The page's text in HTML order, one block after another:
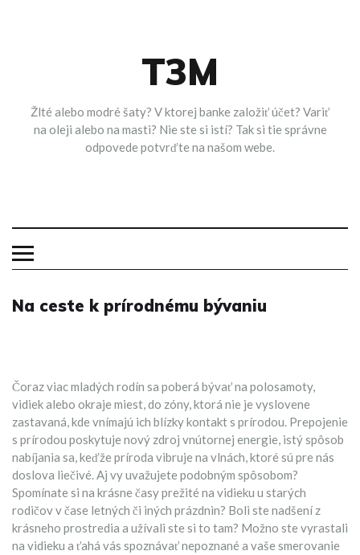
T3M
Žlté alebo modré šaty? V ktorej banke založiť účet? Variť
na oleji alebo na masti? Nie ste si istí? Tak si tie správne
odpovede potvrďte na našom webe.
Na ceste k prírodnému bývaniu
Čoraz viac mladých rodín sa poberá bývať na polosamoty,
vidiek alebo okraje miest, do zóny, ktorá nie je vyslovene
zastavaná, kde vnímajú ich blízky kontakt s prírodou. Prepojenie
s prírodou poskytuje nový zdroj vnútornej energie, istý spôsob
nabíjania sa, keďže príroda vibruje na vlnách, ktoré sú pre nás
doslova liečivé. Aj vy uvažujete podobným spôsobom?
Spomínate si na krásne časy prežité na vidieku u starých
rodičov v čase letných či iných prázdnin? Boli ste nadšení z
krásneho prostredia a užívali ste si to tam? Možno ste vyrastali
na vidieku a ťahá vás spoznávať nepoznané a vaše smerovanie